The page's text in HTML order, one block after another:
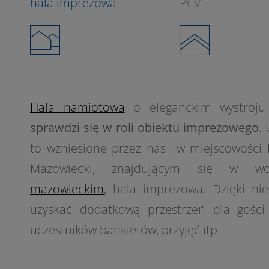
Hala namiotowa o eleganckim
sprawdzi się w roli obiektu imprezowego.
to wzniesione przez nas w miejscowości
Mazowiecki, znajdującym się w
mazowieckim, hala imprezowa. Dzięki
uzyskać dodatkową przestrzeń dla gości
uczestników bankietów, przyjęć itp.